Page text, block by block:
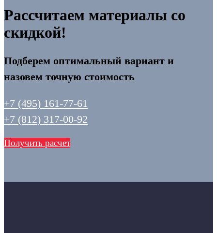
Рассчитаем материалы со
скидкой!
Подберем оптимальный вариант и
назовем точную стоимость
+7 (495) 161-77-61
+7 (812) 317-00-92
Получить расчет